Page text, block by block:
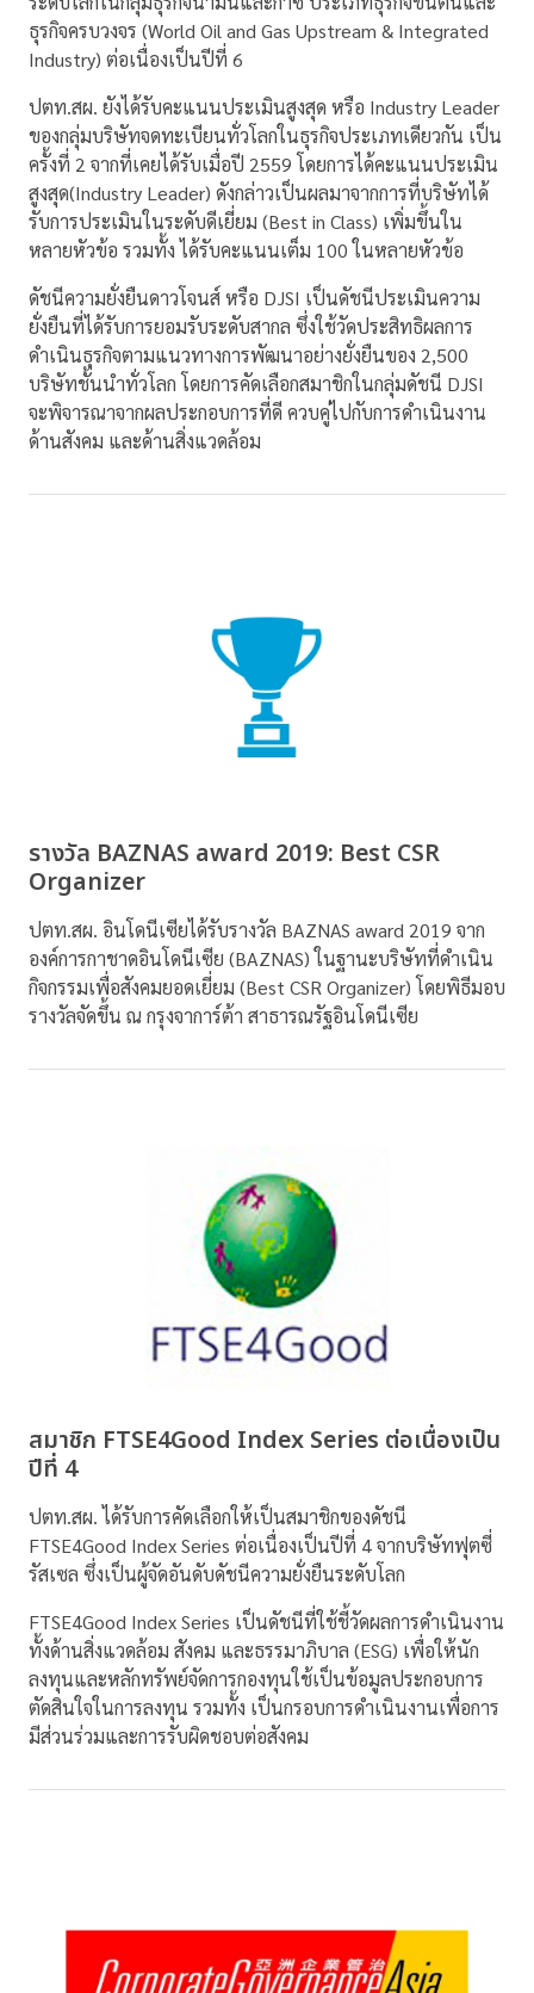
ธุรกิจครบวงจร (World Oil and Gas Upstream & Integrated
Industry) ต่อเนื่องเป็นปีที่ 6
ปตท.สผ. ยังได้รับคะแนนประเมินสูงสุด หรือ Industry Leader
ของกลุ่มบริษัทจดทะเบียนทั่วโลกในธุรกิจประเภทเดียวกัน เป็น
ครั้งที่ 2 จากที่เคยได้รับเมื่อปี 2559 โดยการได้คะแนนประเมิน
สูงสุด(Industry Leader) ดังกล่าวเป็นผลมาจากการที่บริษัทได้
รับการประเมินในระดับดีเยี่ยม (Best in Class) เพิ่มขึ้นใน
หลายหัวข้อ รวมทั้ง ได้รับคะแนนเต็ม 100 ในหลายหัวข้อ
ดัชนีความยั่งยืนดาวโจนส์ หรือ DJSI เป็นดัชนีประเมินความ
ยั่งยืนที่ได้รับการยอมรับระดับสากล ซึ่งใช้วัดประสิทธิผลการ
ดำเนินธุรกิจตามแนวทางการพัฒนาอย่างยั่งยืนของ 2,500
บริษัทชั้นนำทั่วโลก โดยการคัดเลือกสมาชิกในกลุ่มดัชนี DJSI
จะพิจารณาจากผลประกอบการที่ดี ควบคู่ไปกับการดำเนินงาน
ด้านสังคม และด้านสิ่งแวดล้อม
รางวัล BAZNAS award 2019: Best CSR
Organizer
ปตท.สผ. อินโดนีเซียได้รับรางวัล BAZNAS award 2019 จาก
องค์การกาชาดอินโดนีเซีย (BAZNAS) ในฐานะบริษัทที่ดำเนิน
กิจกรรมเพื่อสังคมยอดเยี่ยม (Best CSR Organizer) โดยพิธีมอบ
รางวัลจัดขึ้น ณ กรุงจาการ์ต้า สาธารณรัฐอินโดนีเซีย
สมาชิก FTSE4Good Index Series ต่อเนื่องเป็น
ปีที่ 4
ปตท.สผ. ได้รับการคัดเลือกให้เป็นสมาชิกของดัชนี
FTSE4Good Index Series ต่อเนื่องเป็นปีที่ 4 จากบริษัทฟุตซี่
รัสเซล ซึ่งเป็นผู้จัดอันดับดัชนีความยั่งยืนระดับโลก
FTSE4Good Index Series เป็นดัชนีที่ใช้ชี้วัดผลการดำเนินงาน
ทั้งด้านสิ่งแวดล้อม สังคม และธรรมาภิบาล (ESG) เพื่อให้นัก
ลงทุนและหลักทรัพย์จัดการกองทุนใช้เป็นข้อมูลประกอบการ
ตัดสินใจในการลงทุน รวมทั้ง เป็นกรอบการดำเนินงานเพื่อการ
มีส่วนร่วมและการรับผิดชอบต่อสังคม